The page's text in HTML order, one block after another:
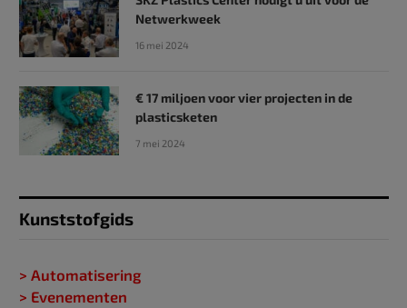
Netwerkweek
16 mei 2024
€ 17 miljoen voor vier projecten in de
plasticsketen
7 mei 2024
Kunststofgids
> Automatisering
> Evenementen